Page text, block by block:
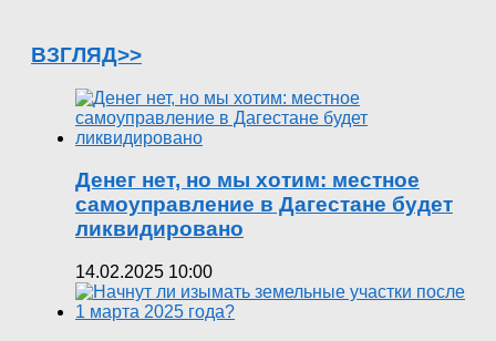
ВЗГЛЯД>>
Денег нет, но мы хотим: местное
самоуправление в Дагестане будет
ликвидировано
14.02.2025 10:00